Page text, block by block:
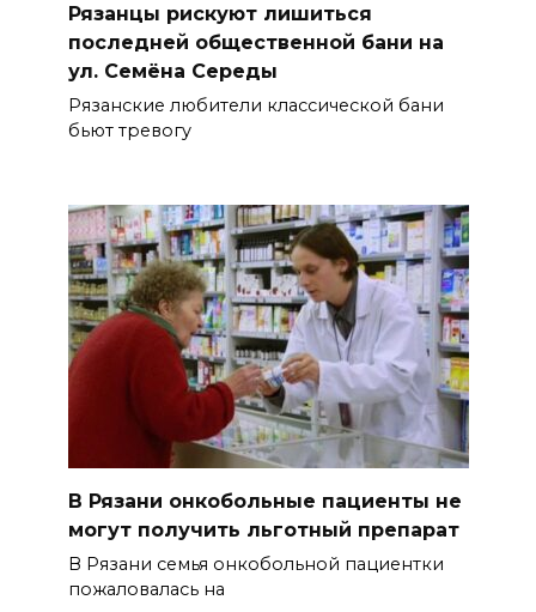
Рязанцы рискуют лишиться
последней общественной бани на
ул. Семёна Середы
Рязанские любители классической бани
бьют тревогу
В Рязани онкобольные пациенты не
могут получить льготный препарат
В Рязани семья онкобольной пациентки
пожаловалась на